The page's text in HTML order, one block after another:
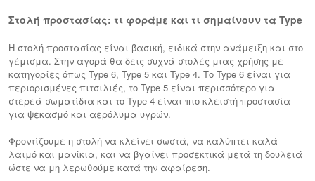
Στολή προστασίας: τι φοράμε και τι σημαίνουν τα Type
Η στολή προστασίας είναι βασική, ειδικά στην ανάμειξη και στο
γέμισμα. Στην αγορά θα δεις συχνά στολές μιας χρήσης με
κατηγορίες όπως Type 6, Type 5 και Type 4. Το Type 6 είναι για
περιορισμένες πιτσιλιές, το Type 5 είναι περισσότερο για
στερεά σωματίδια και το Type 4 είναι πιο κλειστή προστασία
για ψεκασμό και αερόλυμα υγρών.
Φροντίζουμε η στολή να κλείνει σωστά, να καλύπτει καλά
λαιμό και μανίκια, και να βγαίνει προσεκτικά μετά τη δουλειά
ώστε να μη λερωθούμε κατά την αφαίρεση.